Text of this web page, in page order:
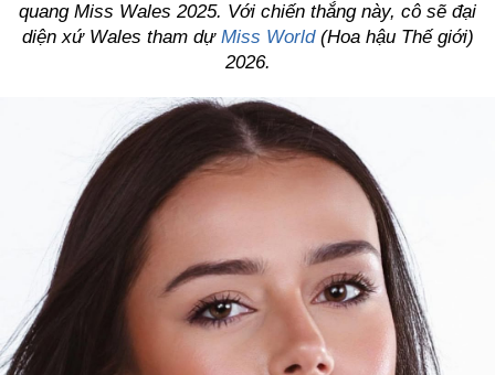
quang Miss Wales 2025. Với chiến thắng này, cô sẽ đại
diện xứ Wales tham dự Miss World(Hoa hậu Thế giới)
2026.